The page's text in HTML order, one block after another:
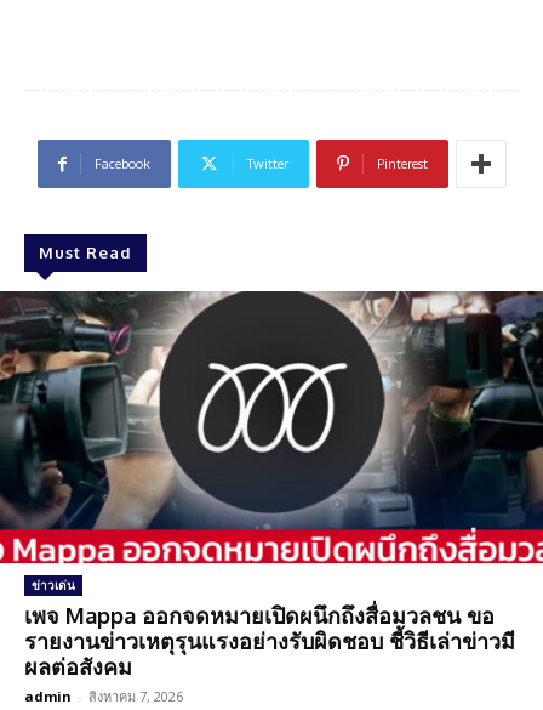
Facebook Twitter Pinterest
Must Read
ข่าวเด่น
เพจ Mappa ออกจดหมายเปิดผนึกถึงสื่อมวลชน ขอ
รายงานข่าวเหตุรุนแรงอย่างรับผิดชอบ ชี้วิธีเล่าข่าวมี
ผลต่อสังคม
admin - สิงหาคม 7, 2026